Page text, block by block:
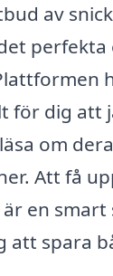
av
för dig att
om
Att få
en smart
att spara